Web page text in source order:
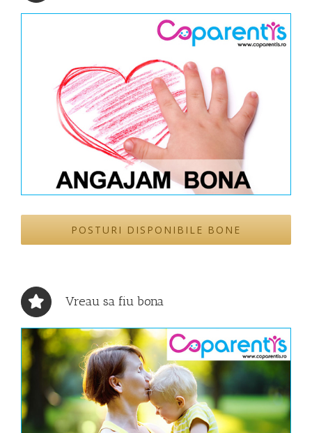
POSTURI DISPONIBILE BONE
Vreau sa fiu bona